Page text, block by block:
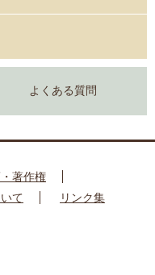
よくある質問
著作権
て リンク集